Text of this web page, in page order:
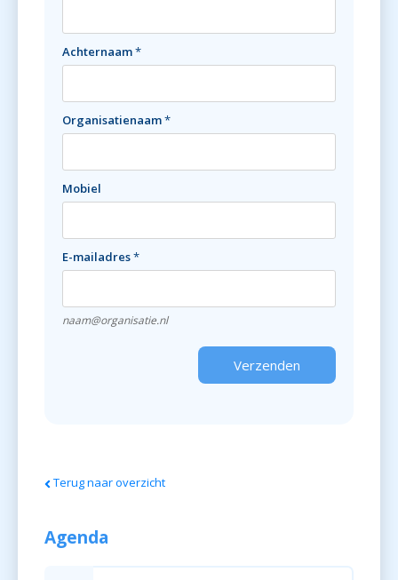
Achternaam*
Organisatienaam*
Mobiel
E-mailadres*
naam@organisatie.nl
Terug naar overzicht
Agenda